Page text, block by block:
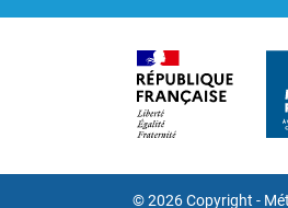
© 2026 Copyright -